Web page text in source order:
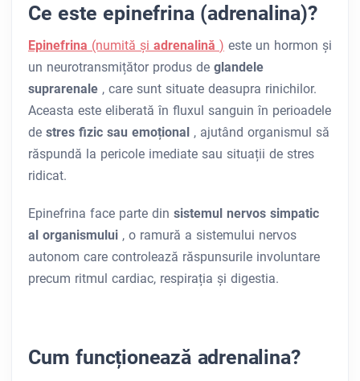
Ce este epinefrina (adrenalina)?
Epinefrina (numită și adrenalină ) este un hormon și
un neurotransmițător produs de glandele
suprarenale , care sunt situate deasupra rinichilor.
Aceasta este eliberată în fluxul sanguin în perioadele
de stres fizic sau emoțional , ajutând organismul să
răspundă la pericole imediate sau situații de stres
ridicat.
Epinefrina face parte din sistemul nervos simpatic
al organismului , o ramură a sistemului nervos
autonom care controlează răspunsurile involuntare
precum ritmul cardiac, respirația și digestia.
Cum funcționează adrenalina?